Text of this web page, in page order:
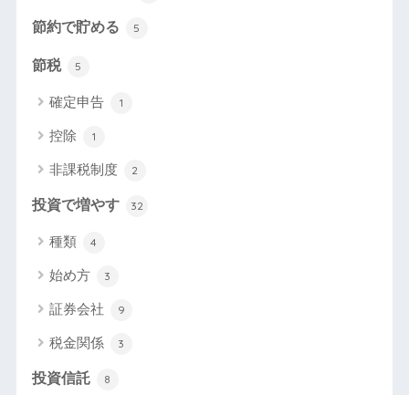
節約で貯める 5
節税 5
確定申告 1
控除 1
非課税制度 2
投資で増やす 32
種類 4
始め方 3
証券会社 9
税金関係 3
投資信託 8